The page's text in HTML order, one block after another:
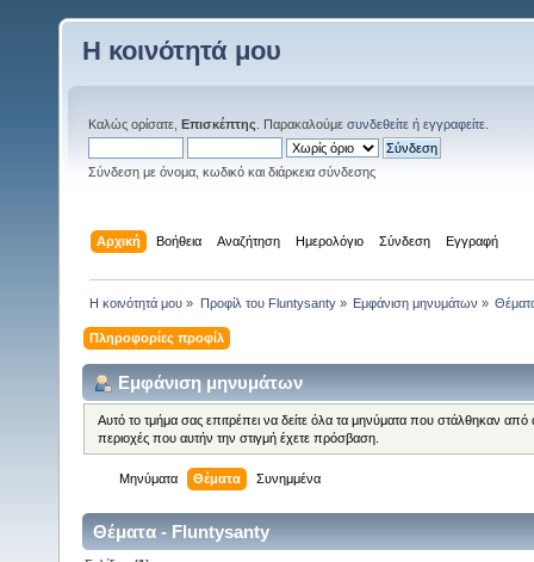
Η κοινότητά μου
Καλώς ορίσατε, Επισκέπτης . Παρακαλούμε συνδεθείτε ή εγγραφείτε
Σύνδεση με όνομα, κωδικό και διάρκεια σύνδεσης
Αρχική Βοήθεια Αναζήτηση Ημερολόγιο Σύνδεση Εγγραφή
Η κοινότητά μου » Προφίλ του Fluntysanty» Εμφάνιση μηνυμάτων »
Πληροφορίες προφίλ
Εμφάνιση μηνυμάτων
Αυτό το τμήμα σας επιτρέπει να δείτε όλα τα μηνύματα που στάλθηκαν
περιοχές που αυτήν την στιγμή έχετε πρόσβαση.
Μηνύματα Θέματα Συνημμένα
Θέματα - Fluntysanty